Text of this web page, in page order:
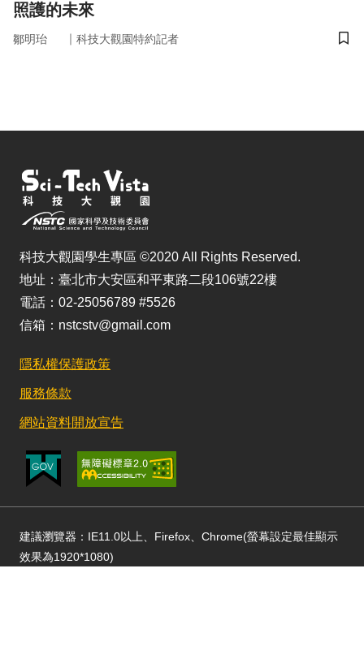
照護的未來
鄒明珆 ｜ 科技大觀園特約記者
儲
科技大觀園學生專區 ©2020 All Rights Reserved.
地址：臺北市大安區和平東路二段106號22樓
電話：02-25056789 #5526
信箱：nstcstv@gmail.com
隱私權保護政策
服務條款
網站資料開放宣告
建議瀏覽器：IE11.0以上、Firefox、Chrome(螢幕設定最佳顯示
效果為1920*1080)